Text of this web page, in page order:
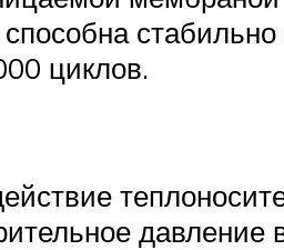
циклов.
давление